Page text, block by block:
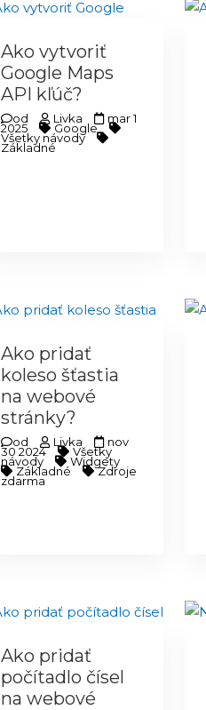
Ako vytvoriť
Google Maps
API kľúč?
od Livka mar 1
2025 Google
Všetky návody
Základné
Ako pridať
koleso šťastia
na webové
stránky?
od Livka nov
30 2024 Všetky
návody Widgety
Základné Zdroje
zdarma
Ako pridať
počítadlo čísel
na webové